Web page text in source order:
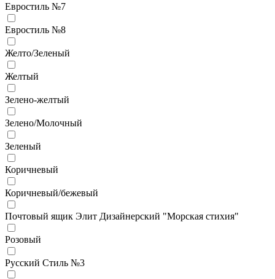
Евростиль №7
Евростиль №8
Желто/Зеленый
Желтый
Зелено-желтый
Зелено/Молочный
Зеленый
Коричневый
Коричневый/бежевый
Почтовый ящик Элит Дизайнерский "Морская стихия"
Розовый
Русский Стиль №3